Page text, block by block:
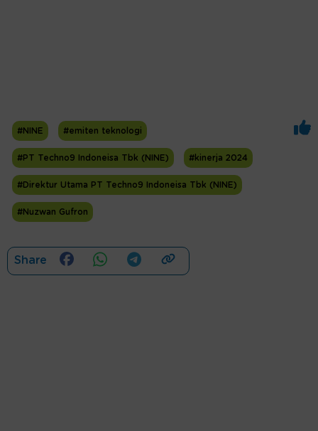
#NINE #emiten teknologi
#PT Techno9 Indoneisa Tbk (NINE) #kinerja 2024
#Direktur Utama PT Techno9 Indoneisa Tbk (NINE)
#Nuzwan Gufron
Share